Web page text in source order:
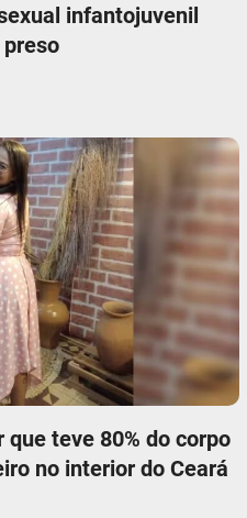
infantojuvenil
teve 80% do corpo
no interior do Ceará